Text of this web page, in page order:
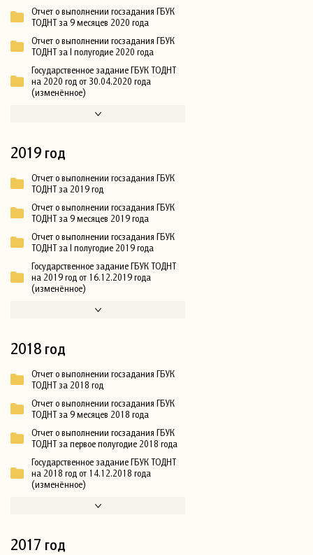
Отчет о выполнении госзадания ГБУК
ТОДНТ за 9 месяцев 2020 года
Отчет о выполнении госзадания ГБУК
ТОДНТ за I полугодие 2020 года
Государственное задание ГБУК ТОДНТ
на 2020 год от 30.04.2020 года
(изменённое)
2019 год
Отчет о выполнении госзадания ГБУК
ТОДНТ за 2019 год
Отчет о выполнении госзадания ГБУК
ТОДНТ за 9 месяцев 2019 года
Отчет о выполнении госзадания ГБУК
ТОДНТ за I полугодие 2019 года
Государственное задание ГБУК ТОДНТ
на 2019 год от 16.12.2019 года
(изменённое)
2018 год
Отчет о выполнении госзадания ГБУК
ТОДНТ за 2018 год
Отчет о выполнении госзадания ГБУК
ТОДНТ за 9 месяцев 2018 года
Отчет о выполнении госзадания ГБУК
ТОДНТ за первое полугодие 2018 года
Государственное задание ГБУК ТОДНТ
на 2018 год от 14.12.2018 года
(изменённое)
2017 год